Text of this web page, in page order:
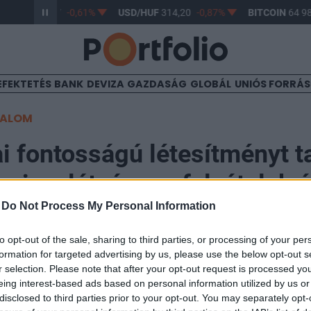
Do Not Process My Personal Information
opt-out of the sale, sharing to third parties, or processing of your
for targeted advertising by us, please use the below opt-out
selection. Please note that after your opt-out request is processed
interest-based ads based on personal information utilized by us
to third parties prior to your opt-out. You may separately
363,17 -0,61% USD/HUF 314,20 -0,87% BITCOIN64
BANK DEVIZA GAZDASÁG GLOBÁL UNIÓS
fontosságú létesítményt
látványos felvételek
eltaláltak egy üzemanyagraktárat, ahol
Az ukránok szerint részben innen látják el